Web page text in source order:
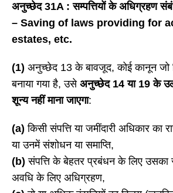
अनुच्छेद 31A : सम्पत्तियों के अधिग्रहण
– Saving of laws providing for
estates, etc.
(1) अनुच्छेद 13 के बावजूद, कोई कानून जो
बनाया गया है, उसे अनुच्छेद 14 या 19 के
शून्य नहीं माना जाएगा:
(a) किसी संपत्ति या जमींदारी अधिकार का
या उनमें संशोधन या समाप्ति,
(b) संपत्ति के बेहतर प्रबंधन के लिए उसका
अवधि के लिए अधिग्रहण,